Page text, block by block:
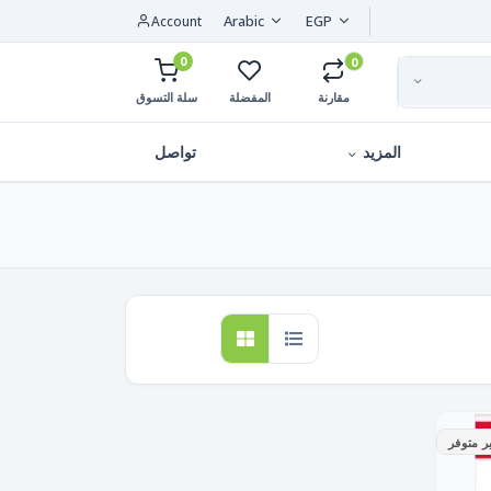
EGP
Arabic
Account
0
مقارنة المفضلة
0
سلة التسوق
المزيد تواصل
متوفر